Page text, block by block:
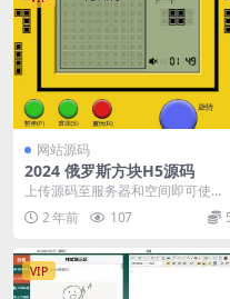
网站源码
2024 俄罗斯方块H5源码
上传源码至服务器和空间即可使
用，源码无后门，就一天html文
件，一个两个css文...
2 年前 107
VIP